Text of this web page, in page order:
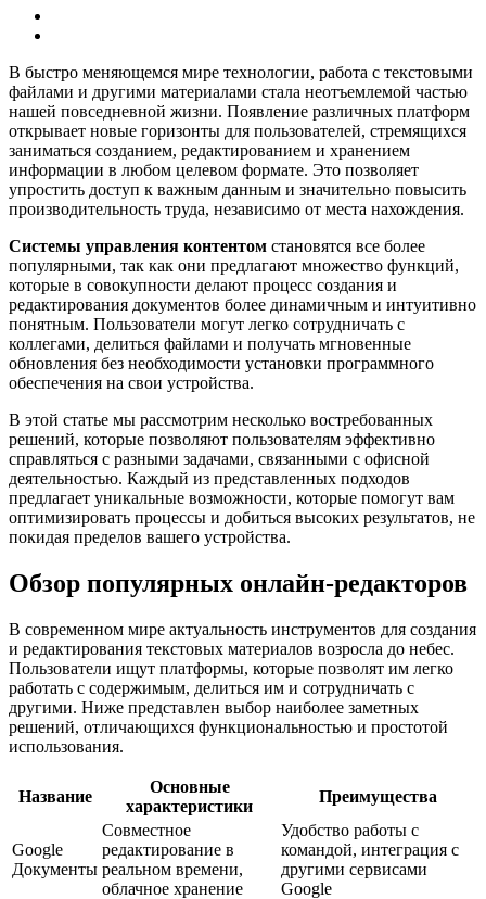
В быстро меняющемся мире технологии, работа с текстовыми
файлами и другими материалами стала неотъемлемой частью
нашей повседневной жизни. Появление различных платформ
открывает новые горизонты для пользователей, стремящихся
заниматься созданием, редактированием и хранением
информации в любом целевом формате. Это позволяет
упростить доступ к важным данным и значительно повысить
производительность труда, независимо от места нахождения.
Системы управления контентом становятся все более
популярными, так как они предлагают множество функций,
которые в совокупности делают процесс создания и
редактирования документов более динамичным и интуитивно
понятным. Пользователи могут легко сотрудничать с
коллегами, делиться файлами и получать мгновенные
обновления без необходимости установки программного
обеспечения на свои устройства.
В этой статье мы рассмотрим несколько востребованных
решений, которые позволяют пользователям эффективно
справляться с разными задачами, связанными с офисной
деятельностью. Каждый из представленных подходов
предлагает уникальные возможности, которые помогут вам
оптимизировать процессы и добиться высоких результатов, не
покидая пределов вашего устройства.
Обзор популярных онлайн-редакторов
В современном мире актуальность инструментов для создания
и редактирования текстовых материалов возросла до небес.
Пользователи ищут платформы, которые позволят им легко
работать с содержимым, делиться им и сотрудничать с
другими. Ниже представлен выбор наиболее заметных
решений, отличающихся функциональностью и простотой
использования.
Название
Основные
характеристики
Преимущества
Google
Документы
Совместное
редактирование в
реальном времени,
облачное хранение
Удобство работы с
командой, интеграция с
другими сервисами
Google